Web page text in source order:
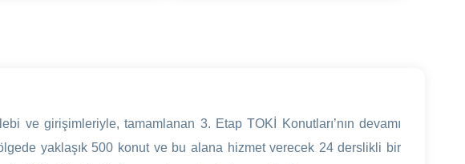
ve girişimleriyle, tamamlanan 3. Etap TOKİ Konutları’nın devamı
yaklaşık 500 konut ve bu alana hizmet verecek 24 derslikli bir